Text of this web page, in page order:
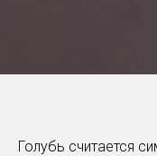
Голубь считается